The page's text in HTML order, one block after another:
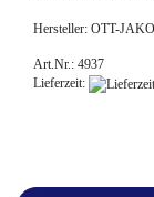
Hersteller: OTT-
Art.Nr.: 4937
Lieferzeit: